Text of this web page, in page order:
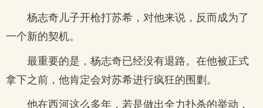
杨志奇儿子开枪打苏希，对他来说，反而成为了
一个新的契机。
最重要的是，杨志奇已经没有退路。在他被正式
拿下之前，他肯定会对苏希进行疯狂的围剿。
他在西河这么多年，若是做出全力扑杀的举动，